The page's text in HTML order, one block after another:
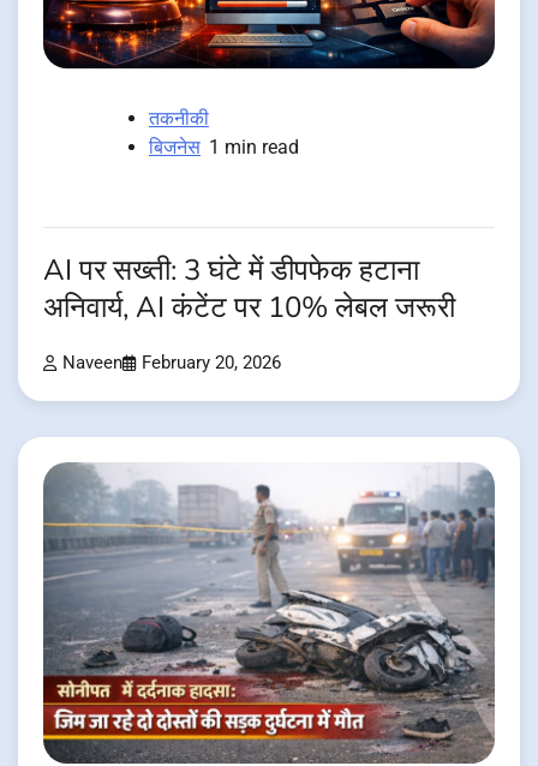
तकनीकी
बिजनेस 1 min read
AI पर सख्ती: 3 घंटे में डीपफेक हटाना
अनिवार्य, AI कंटेंट पर 10% लेबल जरूरी
Naveen February 20, 2026